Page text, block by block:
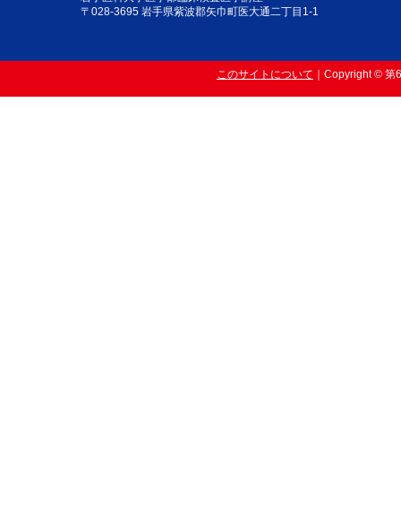
〒028-3695 岩手県紫波郡矢巾町医大通二丁目1-1
このサイトについて ｜Copyright ©